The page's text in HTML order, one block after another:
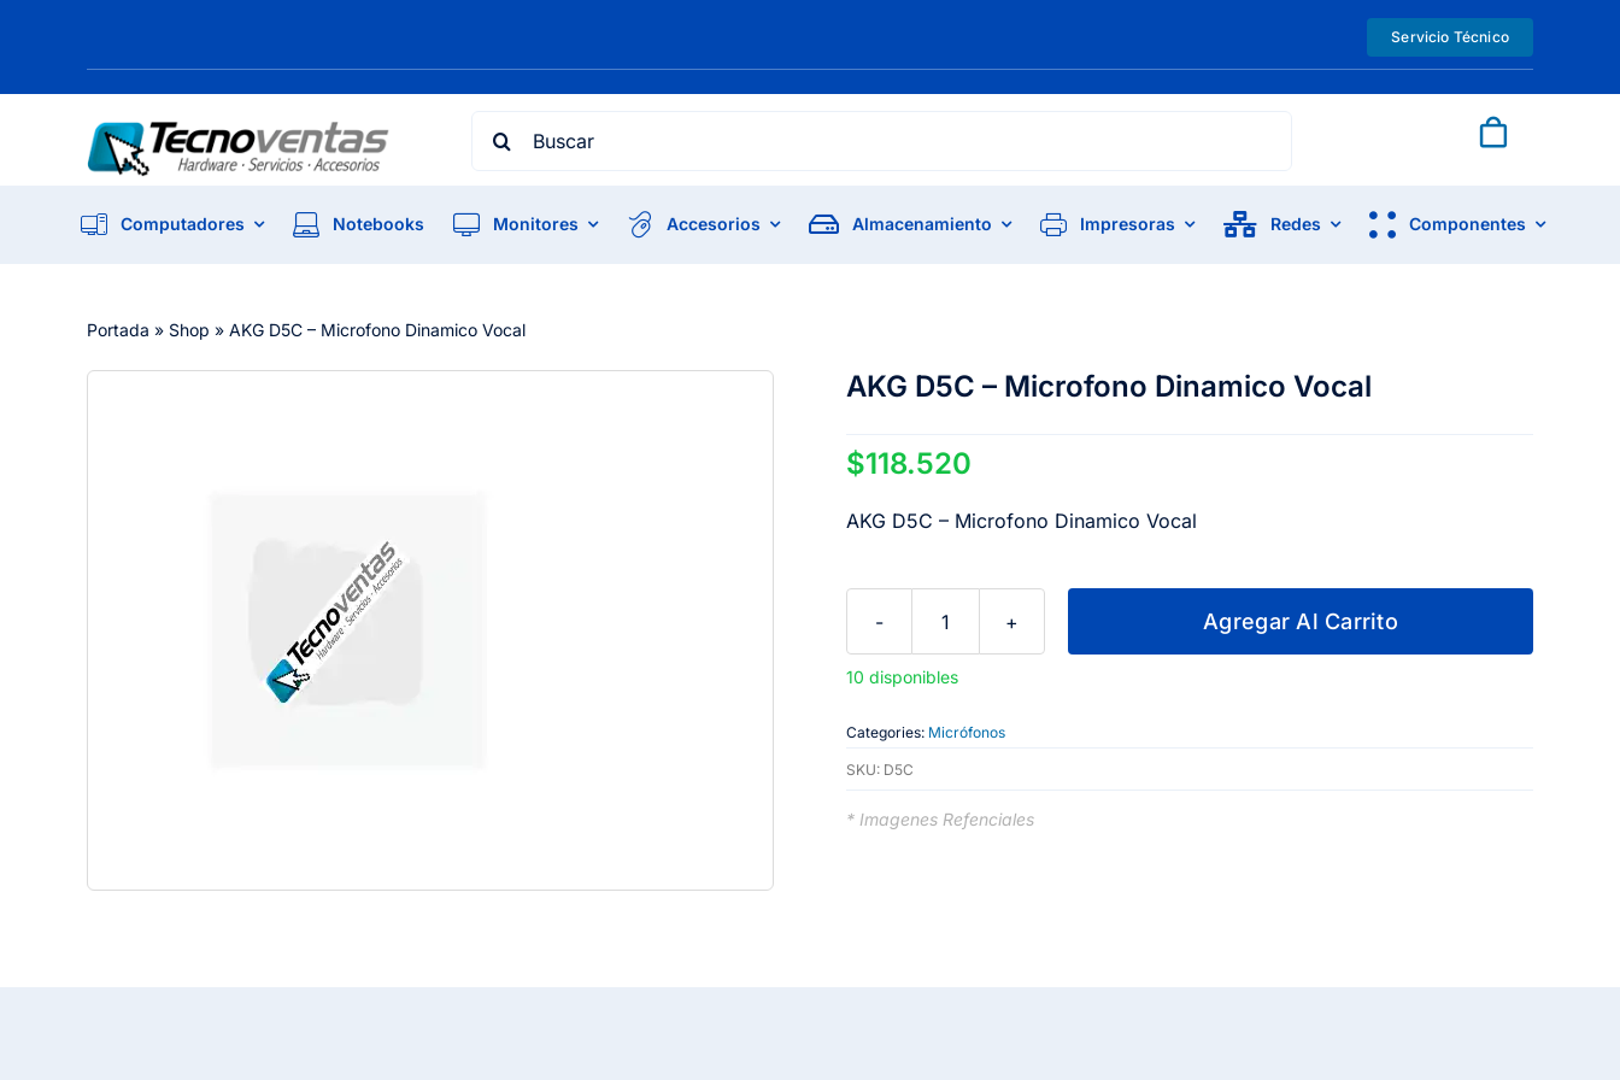
Servicio Técnico
Search
Computadores Notebooks Monitores Accesorios Almacenamiento Impresoras Redes Componentes
Portada » Shop » AKG D5C – Microfono Dinamico Vocal
AKG D5C – Microfono Dinamico Vocal
$118.520
AKG D5C – Microfono Dinamico Vocal
AKG
D5C
Microfono
cantidad
Agregar Al Carrito
10 disponibles
Categories: Micrófonos
SKU: D5C
* Imagenes Refenciales